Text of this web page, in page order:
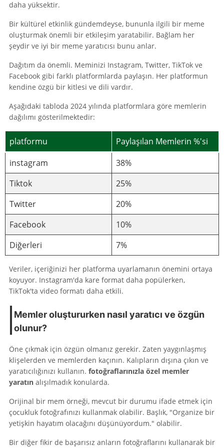
daha yüksektir.
Bir kültürel etkinlik gündemdeyse, bununla ilgili bir meme
oluşturmak önemli bir etkileşim yaratabilir. Bağlam her
şeydir ve iyi bir meme yaratıcısı bunu anlar.
Dağıtım da önemli. Meminizi Instagram, Twitter, TikTok ve
Facebook gibi farklı platformlarda paylaşın. Her platformun
kendine özgü bir kitlesi ve dili vardır.
Aşağıdaki tabloda 2024 yılında platformlara göre memlerin
dağılımı gösterilmektedir:
platformu
Paylaşılan Memlerin %'si
instagram
38%
Tiktok
25%
Twitter
20%
Facebook
10%
Diğerleri
7%
Veriler, içeriğinizi her platforma uyarlamanın önemini ortaya
koyuyor. Instagram'da kare format daha popülerken,
TikTok'ta video formatı daha etkili.
Memler oluştururken nasıl yaratıcı ve özgün
olunur?
Öne çıkmak için özgün olmanız gerekir. Zaten yaygınlaşmış
klişelerden ve memlerden kaçının. Kalıpların dışına çıkın ve
yaratıcılığınızı kullanın. fotoğraflarınızla özel memler
yaratın alışılmadık konularda.
Orijinal bir mem örneği, mevcut bir durumu ifade etmek için
çocukluk fotoğrafınızı kullanmak olabilir. Başlık, "Organize bir
yetişkin hayatım olacağını düşünüyordum." olabilir.
Bir diğer fikir de başarısız anların fotoğraflarını kullanarak bir